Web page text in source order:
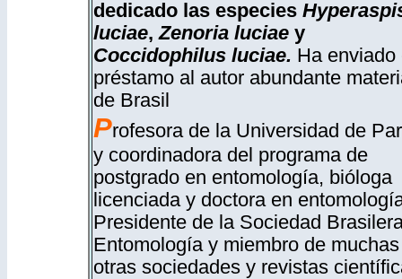
dedicado las especies
luciae, Zenoria luciaey
Coccidophilus luciae. Ha enviado
préstamo al autor abundante
de Brasil
Profesora de la Universidad de
y coordinadora del programa de
postgrado en entomología, bióloga
licenciada y doctora en
Presidente de la Sociedad
Entomología y miembro de muchas
otras sociedades y revistas